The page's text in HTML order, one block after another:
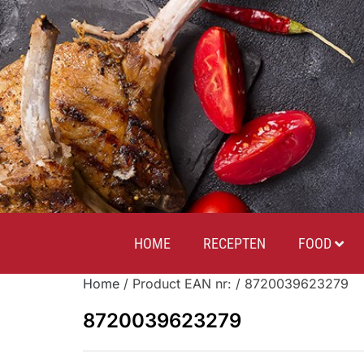
HOME RECEPTEN FOOD
Home / Product EAN nr: / 8720039623279
8720039623279